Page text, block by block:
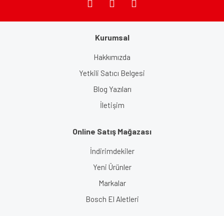
Gönder
Kurumsal
Hakkımızda
Yetkili Satıcı Belgesi
Blog Yazıları
İletişim
Online Satış Mağazası
İndirimdekiler
Yeni Ürünler
Markalar
Bosch El Aletleri